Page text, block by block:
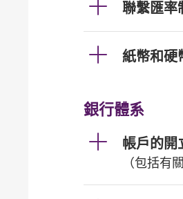
聯繫匯率
紙幣和硬
銀行體系
帳戶的開
（包括有